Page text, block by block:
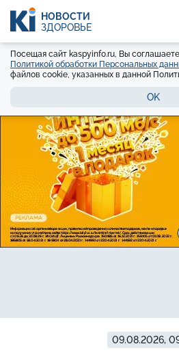
НОВОСТИ
ЗДОРОВЬЕ
Посещая сайт kaspyinfo.ru, Вы
Политикой обработки Персональных
файлов cookie, указанных в данной
OK
09.08.2026,